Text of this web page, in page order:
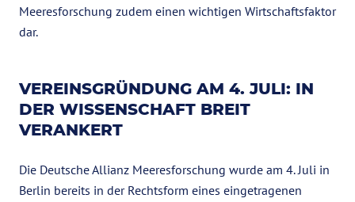
Meeresforschung zudem einen wichtigen Wirtschaftsfaktor
dar.
VEREINSGRÜNDUNG AM 4. JULI: IN
DER WISSENSCHAFT BREIT
VERANKERT
Die Deutsche Allianz Meeresforschung wurde am 4. Juli in
Berlin bereits in der Rechtsform eines eingetragenen